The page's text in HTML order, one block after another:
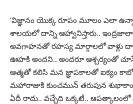
‘విజ్ఞానం యొక్క రూపం మూలం ఎలా
శాలయలో దాన్ని ఆహ్వానిస్తారు..
అవగాహనతో రహస్య మార్గాలలో వాళ్లు
ఊహకి అందని.. అందరూ ఆశ్చర్యంతో
ఆత్మతో కలిసి మన జ్ఞాపకాలతో ఐక్యం
మహారాజుకి కుంచమున్ తరుపున
ఏదీ రాదు.. వచ్చేది ఒక్కటే..